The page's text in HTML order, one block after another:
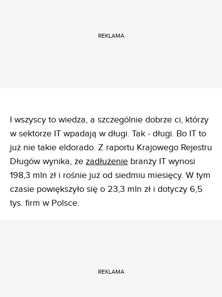
REKLAMA
I wszyscy to wiedza, a szczególnie dobrze ci, którzy
w sektorze IT wpadają w długi. Tak - długi. Bo IT to
już nie takie eldorado. Z raportu Krajowego Rejestru
Długów wynika, że zadłużenie branży IT wynosi
198,3 mln zł i rośnie już od siedmiu miesięcy. W tym
czasie powiększyło się o 23,3 mln zł i dotyczy 6,5
tys. firm w Polsce.
REKLAMA